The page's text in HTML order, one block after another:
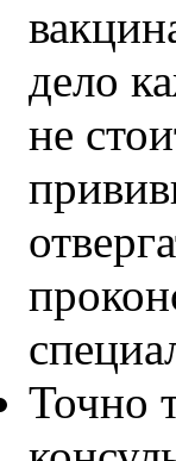
дело
не
Точно